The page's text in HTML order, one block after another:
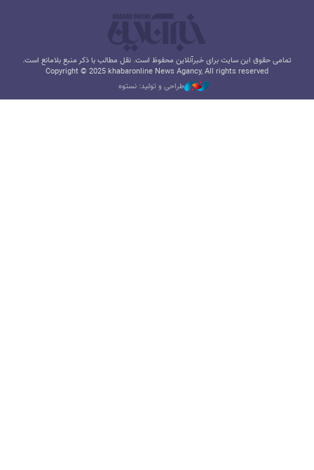
تمامی حقوق این سایت برای خبرآنلاین محفوظ است. نقل مطالب با ذکر منبع بلامانع است.
Copyright © 2025 khabaronline News Agancy, All rights reserved
طراحی و تولید: نستوه